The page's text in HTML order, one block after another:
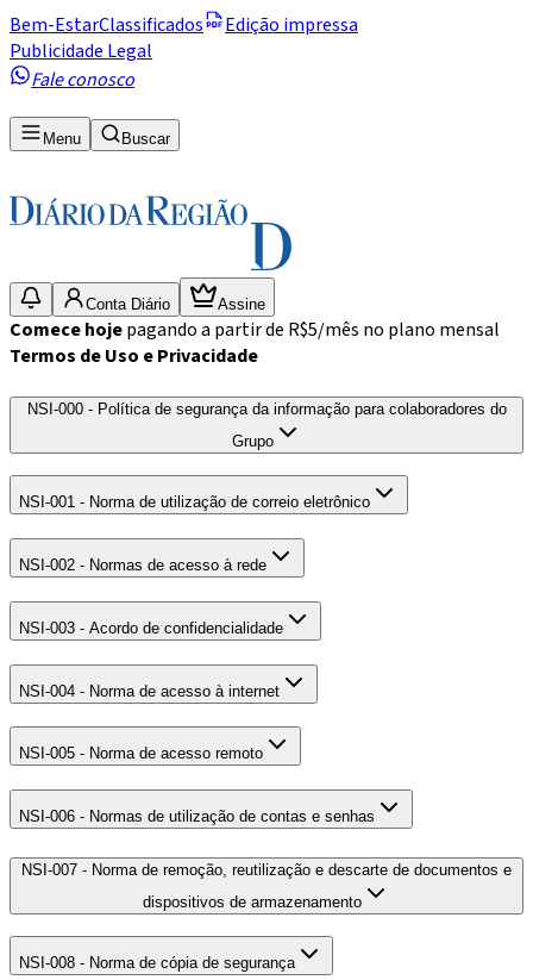
Bem-EstarClassificados
Edição impressa
Publicidade Legal
Fale conosco
Menu Buscar
Conta Diário Assine
Comece hojepagando a partir de R$5/mês no plano mensal
Termos de Uso e Privacidade
NSI-000 - Política de segurança da informação para colaboradores do
Grupo
NSI-001 - Norma de utilização de correio eletrônico
NSI-002 - Normas de acesso à rede
NSI-003 - Acordo de confidencialidade
NSI-004 - Norma de acesso à internet
NSI-005 - Norma de acesso remoto
NSI-006 - Normas de utilização de contas e senhas
NSI-007 - Norma de remoção, reutilização e descarte de documentos e
dispositivos de armazenamento
NSI-008 - Norma de cópia de segurança